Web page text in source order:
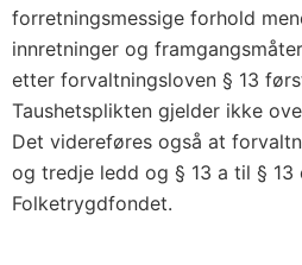
forretningsmessige forhold
innretninger og
etter forvaltningsloven § 13
Taushetsplikten gjelder ikke
Det videreføres også at
og tredje ledd og § 13 a til § 13
Folketrygdfondet.